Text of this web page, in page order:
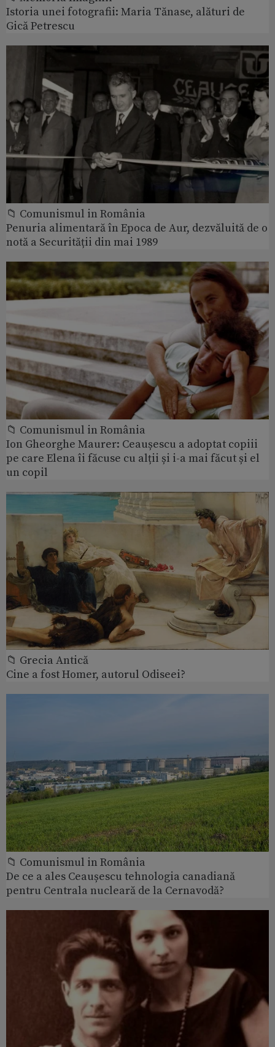
Istoria unei fotografii: Maria Tănase, alături de
Gică Petrescu
📁 Comunismul in România
Penuria alimentară în Epoca de Aur, dezvăluită de o
notă a Securității din mai 1989
📁 Comunismul in România
Ion Gheorghe Maurer: Ceaușescu a adoptat copiii
pe care Elena îi făcuse cu alții și i-a mai făcut și el
un copil
📁 Grecia Antică
Cine a fost Homer, autorul Odiseei?
📁 Comunismul in România
De ce a ales Ceaușescu tehnologia canadiană
pentru Centrala nucleară de la Cernavodă?